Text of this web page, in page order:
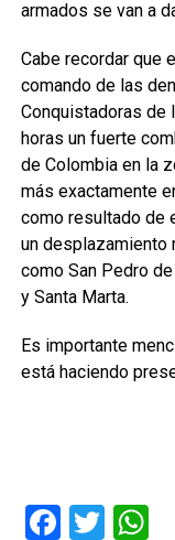
armados se van a
Cabe recordar que
comando de las
Conquistadoras de
horas un fuerte
de Colombia en la
más exactamente
como resultado de
un desplazamiento
como San Pedro
y Santa Marta.
Es importante
está haciendo